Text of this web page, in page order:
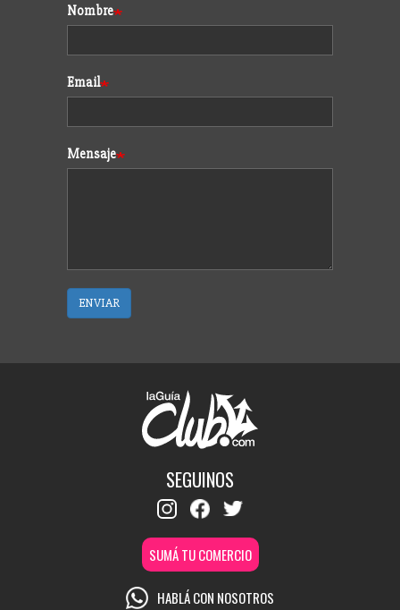
Formulario
Nombre
Email
Mensaje
ENVIAR
SEGUINOS
SUMÁ TU COMERCIO
HABLÁ CON NOSOTROS